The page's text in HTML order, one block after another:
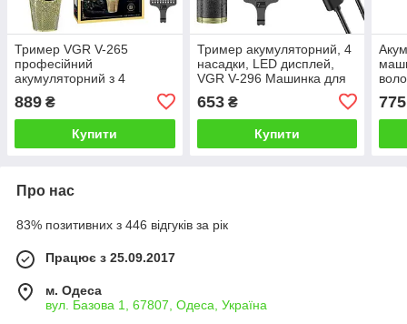
Тример VGR V-265
професійний
акумуляторний з 4
дисплеєм Машинка для
стрижки волосся
889 ₴
Купити
Тример акумуляторний, 4
насадки, LED дисплей,
VGR V-296 Машинка для
653₴
Купити
775
Про нас
83% позитивних з 446 відгуків за рік
Працює з 25.09.2017
м. Одеса
вул. Базова 1, 67807, Одеса, Україна